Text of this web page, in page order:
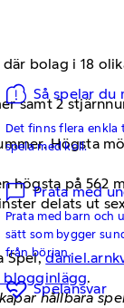
Så spelar du
Det finns flera
spela med koll.
Prata med
Prata med barn och
sätt som bygger
från början.
Spelansvar
bolag i 18
samt 2
Högsta
högsta på 562
delats ut
Spel,
blogginlägg.
hållbara